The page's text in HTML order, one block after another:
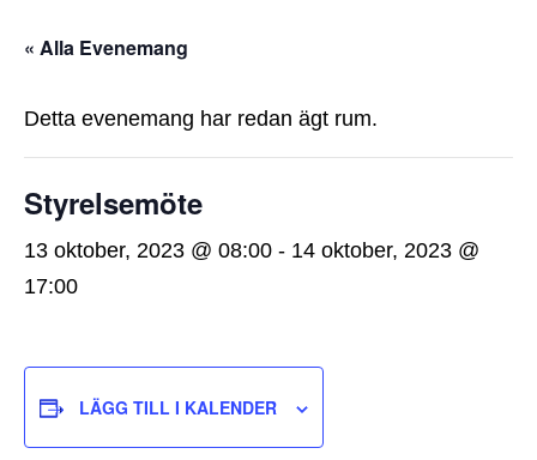
« Alla Evenemang
Detta evenemang har redan ägt rum.
Styrelsemöte
13 oktober, 2023 @ 08:00 - 14 oktober, 2023 @
17:00
LÄGG TILL I KALENDER